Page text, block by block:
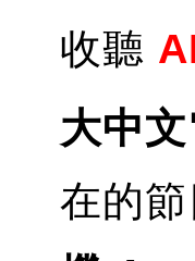
收聽
大中
在的